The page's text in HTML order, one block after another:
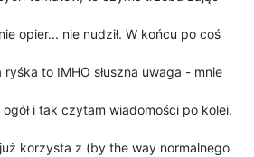
opier... nie nudził. W końcu po coś
to IMHO słuszna uwaga - mnie
i tak czytam wiadomości po kolei,
korzysta z (by the way normalnego